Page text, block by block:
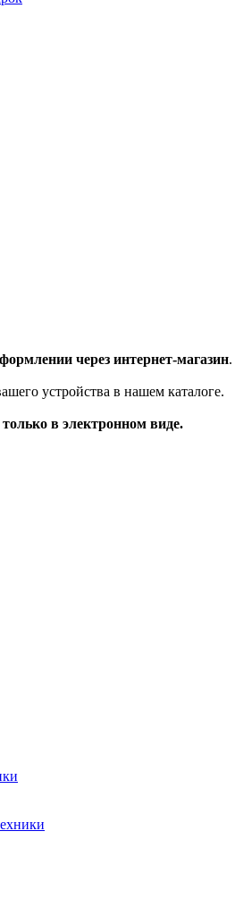
через интернет-магазин.
устройства в нашем каталоге.
только в электронном виде.